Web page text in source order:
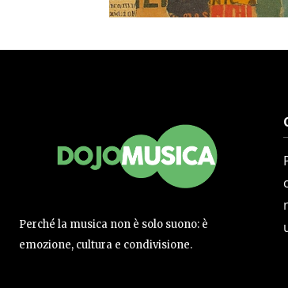
Perché la musica non è solo suono: è
emozione, cultura e condivisione.